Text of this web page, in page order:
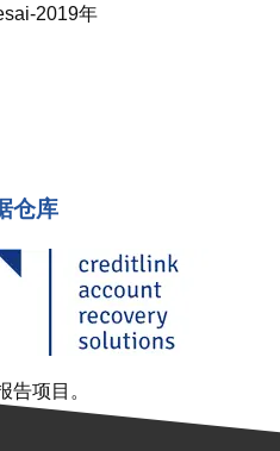
2019年
仓库
告项目。